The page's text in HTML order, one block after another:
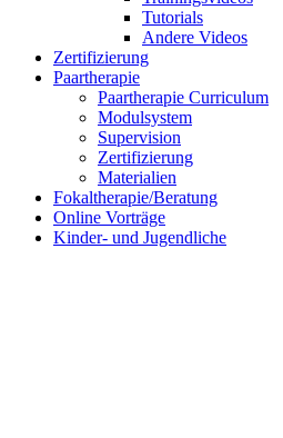
Tutorials
Andere Videos
Zertifizierung
Paartherapie
Paartherapie Curriculum
Modulsystem
Supervision
Zertifizierung
Materialien
Fokaltherapie/Beratung
Online Vorträge
Kinder- und Jugendliche